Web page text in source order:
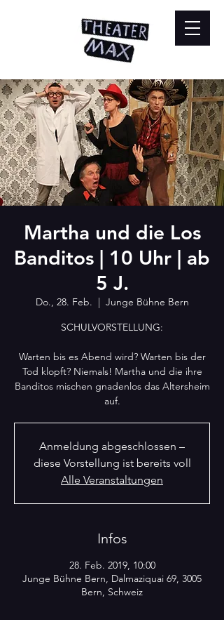
Martha und die Los
Banditos | 10 Uhr | ab
5 J.
Do., 28. Feb.
  |
Junge Bühne Bern
SCHULVORSTELLUNG:
Warten bis es Abend wird? Warten bis der
Tod klopft? Niemals! Martha und die ihre
Banditos mischen gnadenlos das Altersheim
auf.
Anmeldung abgeschlossen –
diese Vorstellung ist bereits voll
Alle Veranstaltungen
Infos
28. Feb. 2019, 10:00
Junge Bühne Bern, Dalmaziquai 69, 3005
Bern, Schweiz